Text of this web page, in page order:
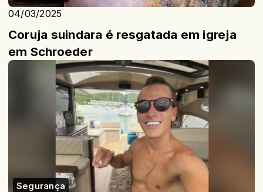
04/03/2025
Coruja suindara é resgatada em igreja
em Schroeder
Segurança